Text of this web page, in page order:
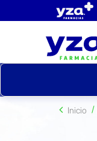
Inicio